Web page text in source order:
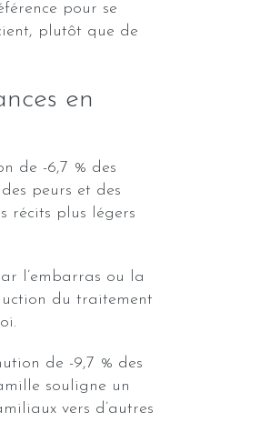
pour se
plutôt que de
en
de -6,7 % des
peurs et des
récits plus légers
l’embarras ou la
du traitement
de -9,7 % des
souligne un
vers d’autres